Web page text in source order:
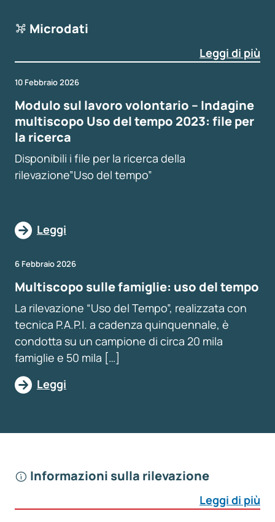
Microdati
Leggi di più
10 Febbraio 2026
Modulo sul lavoro volontario – Indagine
multiscopo Uso del tempo 2023: file per
la ricerca
Disponibili i file per la ricerca della
rilevazione”Uso del tempo”
Leggi
6 Febbraio 2026
Multiscopo sulle famiglie: uso del tempo
La rilevazione “Uso del Tempo”, realizzata con
tecnica P.A.P.I. a cadenza quinquennale, è
condotta su un campione di circa 20 mila
famiglie e 50 mila […]
Leggi
Informazioni sulla rilevazione
Leggi di più